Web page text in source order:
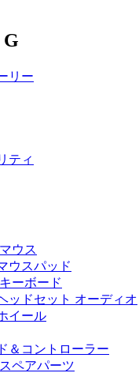
リー
ティ
ウス
ウスパッド
ーボード
ッドセット オーディオ
イール
＆コントローラー
ペアパーツ